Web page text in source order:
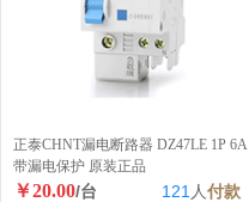
正泰CHNT漏电断路器 DZ47LE 1P 6A
带漏电保护 原装正品
￥20.00/台 121 人付款